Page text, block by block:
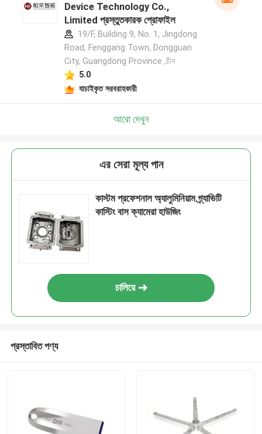
Device Technology Co.,
Limited প্রস্তুতকারক প্রোফাইল
19/F, Building 9, No. 1, Jingdong
Road, Fenggang Town, Dongguan
City, Guangdong Province ,চীন
5.0
যাচাইকৃত সরবরাহকারী
আরো দেখুন
এর সেরা মূল্য পান
কাস্টম প্রফেশনাল অ্যালুমিনিয়াম গ্র্যাভিটি
কাস্টিং বাস ক্যামেরা হাউজিং
চালিয়ে
প্রস্তাবিত পণ্য